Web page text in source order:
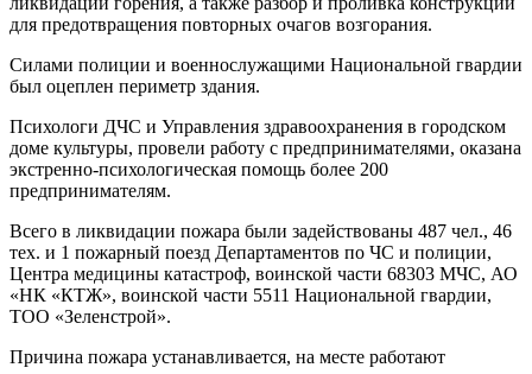
для предотвращения повторных очагов возгорания.
Силами полиции и военнослужащими Национальной гвардии
был оцеплен периметр здания.
Психологи ДЧС и Управления здравоохранения в городском
доме культуры, провели работу с предпринимателями, оказана
экстренно-психологическая помощь более 200
предпринимателям.
Всего в ликвидации пожара были задействованы 487 чел., 46
тех. и 1 пожарный поезд Департаментов по ЧС и полиции,
Центра медицины катастроф, воинской части 68303 МЧС, АО
«НК «КТЖ», воинской части 5511 Национальной гвардии,
ТОО «Зеленстрой».
Причина пожара устанавливается, на месте работают